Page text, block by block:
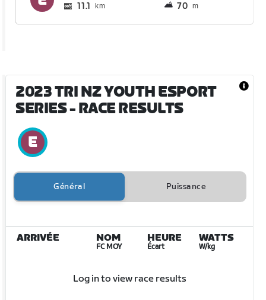
11.1 km 70 m
2023 TRI NZ YOUTH ESPORT
SERIES- RACE RESULTS
Général Puissance
ARRIVÉE NOM
FC MOY
HEURE
Écart
WATTS
W/kg
Log in to view race results